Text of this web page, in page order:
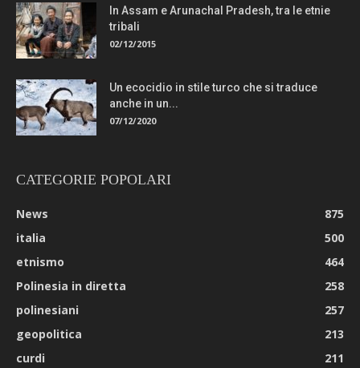
In Assam e Arunachal Pradesh, tra le etnie
tribali
02/12/2015
Un ecocidio in stile turco che si traduce
anche in un...
07/12/2020
CATEGORIE POPOLARI
News
875
italia
500
etnismo
464
Polinesia in diretta
258
polinesiani
257
geopolitica
213
curdi
211